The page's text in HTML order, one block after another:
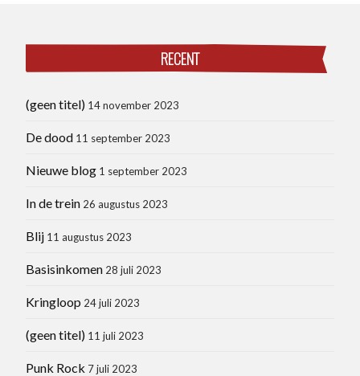
RECENT
(geen titel) 14 november 2023
De dood 11 september 2023
Nieuwe blog 1 september 2023
In de trein 26 augustus 2023
Blij 11 augustus 2023
Basisinkomen 28 juli 2023
Kringloop 24 juli 2023
(geen titel) 11 juli 2023
Punk Rock 7 juli 2023